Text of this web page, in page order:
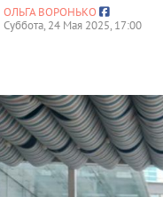
ОЛЬГА ВОРОНЬКО
Суббота, 24 Мая 2025, 17:00